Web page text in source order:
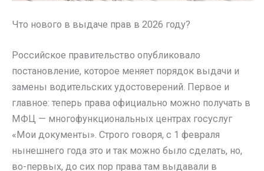
Что нового в выдаче прав в 2026 году?
Российское правительство опубликовало
постановление, которое меняет порядок выдачи и
замены водительских удостоверений. Первое и
главное: теперь права официально можно получать в
МФЦ — многофункциональных центрах госуслуг
«Мои документы». Строго говоря, с 1 февраля
нынешнего года это и так можно было сделать, но,
во-первых, до сих пор права там выдавали в